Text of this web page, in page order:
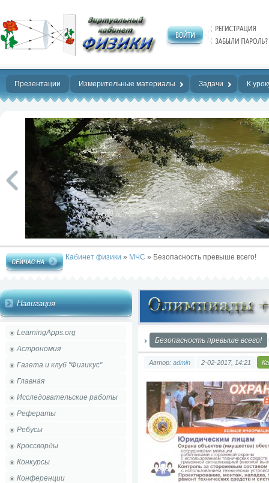
Нет предела
совершенству!
Презентации Измерительные материалы Задачи К
Кабинет физики » МЧС » Безопасность превыше всего!
Навигация
LearningApps.org
Астрономия
Газета и клуб "Физикус"
Главная
Исследовательские работы
Рефераты
Ребусы
Кроссворды
Конкурсы
Конференции
Безопасность превыше всего!
Автор: admin 2-02-2017, 14:21